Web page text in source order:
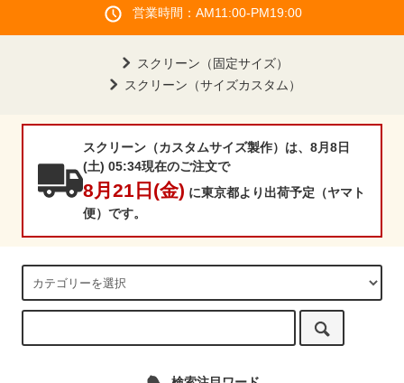
営業時間：AM11:00-PM19:00
スクリーン（固定サイズ）
スクリーン（サイズカスタム）
スクリーン（カスタムサイズ製作）は、8月8日
(土) 05:34現在のご注文で
8月21日(金) に東京都より出荷予定（ヤマト
便）です。